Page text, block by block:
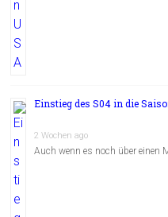
Einstieg des S04 in die
2 Wochen ago
Auch wenn es noch über einen